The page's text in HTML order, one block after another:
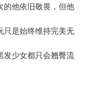
他依旧敬畏，但他
只是始终维持完美无
发少女都只会翘臀流